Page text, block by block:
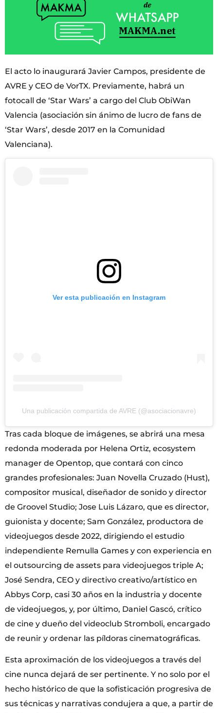
El acto lo inaugurará Javier Campos, presidente de
AVRE y CEO de VorTX. Previamente, habrá un
fotocall de ‘Star Wars’ a cargo del Club ObiWan
Valencia (asociación sin ánimo de lucro de fans de
‘Star Wars’, desde 2017 en la Comunidad
Valenciana).
Ver esta publicación en Instagram
Una publicación compartida de AVRE (@asociacionavre)
Tras cada bloque de imágenes, se abrirá una mesa
redonda moderada por Helena Ortiz, ecosystem
manager de Opentop, que contará con cinco
grandes profesionales: Juan Novella Cruzado (Hust),
compositor musical, diseñador de sonido y director
de Groovel Studio; Jose Luis Lázaro, que es director,
guionista y docente; Sam González, productora de
videojuegos desde 2022, dirigiendo el estudio
independiente Remulla Games y con experiencia en
el outsourcing de assets para videojuegos triple A;
José Sendra, CEO y directivo creativo/artístico en
Abbys Corp, casi 30 años en la industria y docente
de videojuegos, y, por último, Daniel Gascó, crítico
de cine y dueño del videoclub Stromboli, encargado
de reunir y ordenar las píldoras cinematográficas.
Esta aproximación de los videojuegos a través del
cine nunca dejará de ser pertinente. Y no solo por el
hecho histórico de que la sofisticación progresiva de
sus técnicas y narrativas condujera a que, a partir de